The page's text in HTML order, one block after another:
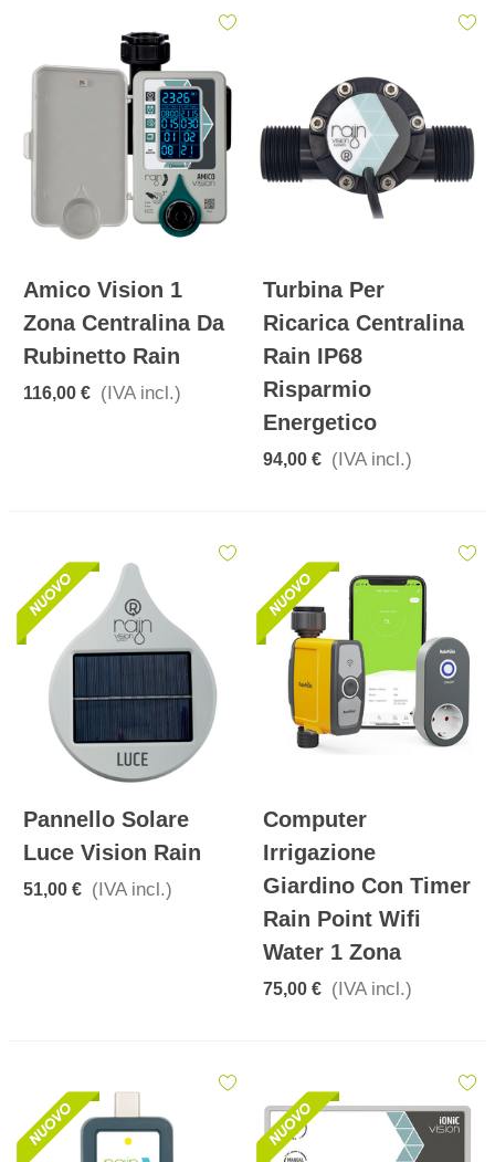
Amico Vision 1
Zona Centralina Da
Rubinetto Rain
116,00 € (IVA incl.)
Turbina Per
Ricarica Centralina
Rain IP68
Risparmio
Energetico
94,00 € (IVA incl.)
Pannello Solare
Luce Vision Rain
51,00 € (IVA incl.)
Computer
Irrigazione
Giardino Con Timer
Rain Point Wifi
Water 1 Zona
75,00 € (IVA incl.)